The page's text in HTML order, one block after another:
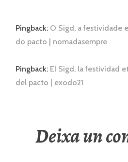
Pingback: O Sigd, a festividade
do pacto | nomadasempre
Pingback: El Sigd, la festividad
del pacto | exodo21
Deixa un